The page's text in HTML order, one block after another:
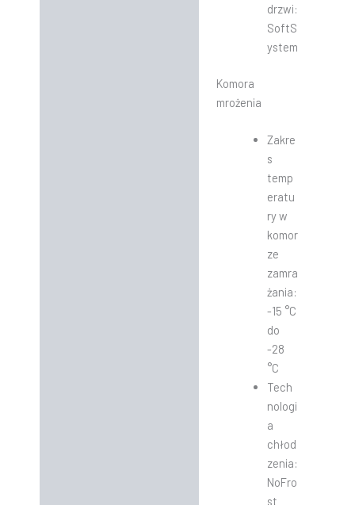
drzwi:
SoftS
ystem
Komora
mrożenia
Zakre
s
temp
eratu
ry w
komor
ze
zamra
żania:
-15 °C
do
-28
°C
Tech
nologi
a
chłod
zenia:
NoFro
st